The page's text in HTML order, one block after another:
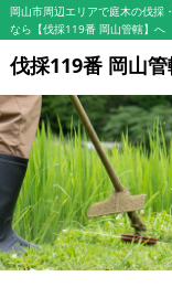
岡山市周辺エリアで庭木の伐採
なら【伐採119番 岡山管轄】へ
伐採119番 岡山